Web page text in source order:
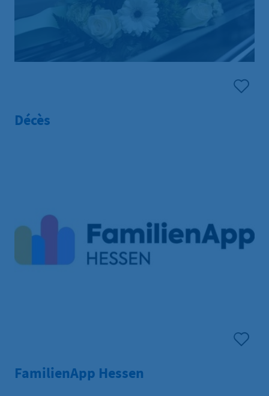
Décès
FamilienApp Hessen